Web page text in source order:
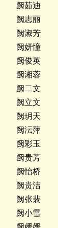
阙茹迪
阙志丽
阙淑芳
阙妍憧
阙俊英
阙湘蓉
阙二文
阙立文
阙玥天
阙沄萍
阙彩玉
阙贵芳
阙怡桥
阙贵洁
阙张裴
阙小雪